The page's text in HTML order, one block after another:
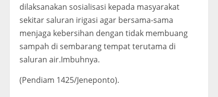
dilaksanakan sosialisasi kepada masyarakat
sekitar saluran irigasi agar bersama-sama
menjaga kebersihan dengan tidak membuang
sampah di sembarang tempat terutama di
saluran air.Imbuhnya.
(Pendiam 1425/Jeneponto).